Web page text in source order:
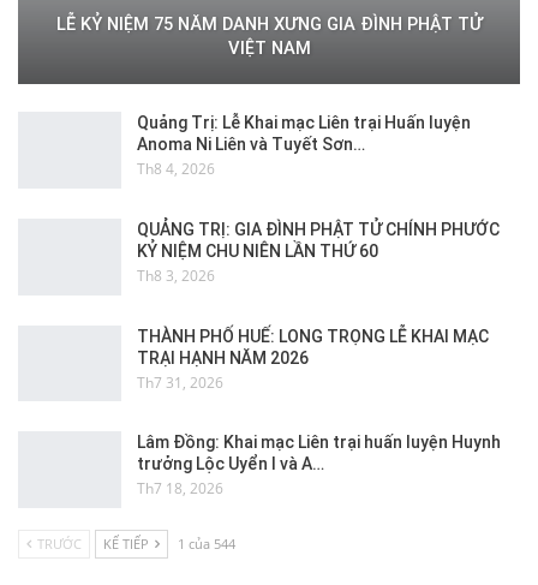
LỄ KỶ NIỆM 75 NĂM DANH XƯNG GIA ĐÌNH PHẬT TỬ
VIỆT NAM
Quảng Trị: Lễ Khai mạc Liên trại Huấn luyện
Anoma Ni Liên và Tuyết Sơn…
Th8 4, 2026
QUẢNG TRỊ: GIA ĐÌNH PHẬT TỬ CHÍNH PHƯỚC
KỶ NIỆM CHU NIÊN LẦN THỨ 60
Th8 3, 2026
THÀNH PHỐ HUẾ: LONG TRỌNG LỄ KHAI MẠC
TRẠI HẠNH NĂM 2026
Th7 31, 2026
Lâm Đồng: Khai mạc Liên trại huấn luyện Huynh
trưởng Lộc Uyển I và A…
Th7 18, 2026
TRƯỚC KẾ TIẾP 1 của 544